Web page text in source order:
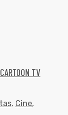
TV
, Cine,